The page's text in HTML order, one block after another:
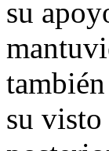
su
su